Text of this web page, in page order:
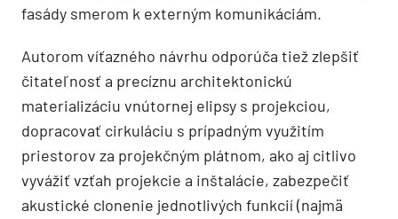
fasády smerom k externým komunikáciám.
Autorom víťazného návrhu odporúča tiež zlepšiť
čitateľnosť a precíznu architektonickú
materializáciu vnútornej elipsy s projekciou,
dopracovať cirkuláciu s prípadným využitím
priestorov za projekčným plátnom, ako aj citlivo
vyvážiť vzťah projekcie a inštalácie, zabezpečiť
akustické clonenie jednotlivých funkcií (najmä